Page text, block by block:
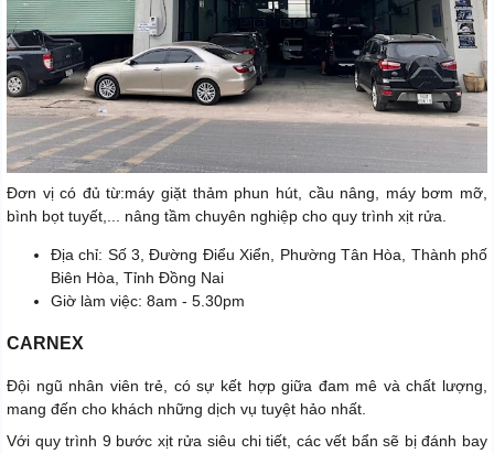
Đơn vị có đủ từ:máy giặt thảm phun hút, cầu nâng, máy bơm mỡ,
bình bọt tuyết,... nâng tầm chuyên nghiệp cho quy trình xịt rửa.
Địa chỉ: Số 3, Đường Điểu Xiển, Phường Tân Hòa, Thành phố
Biên Hòa, Tỉnh Đồng Nai
Giờ làm việc: 8am - 5.30pm
CARNEX
Đội ngũ nhân viên trẻ, có sự kết hợp giữa đam mê và chất lượng,
mang đến cho khách những dịch vụ tuyệt hảo nhất.
Với quy trình 9 bước xịt rửa siêu chi tiết, các vết bẩn sẽ bị đánh bay